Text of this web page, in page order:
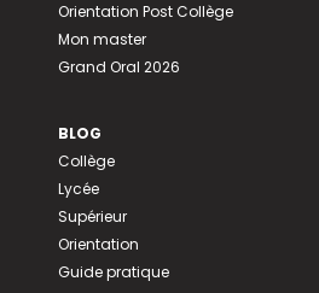
Orientation Post Collège
Mon master
Grand Oral 2026
BLOG
Collège
Lycée
Supérieur
Orientation
Guide pratique